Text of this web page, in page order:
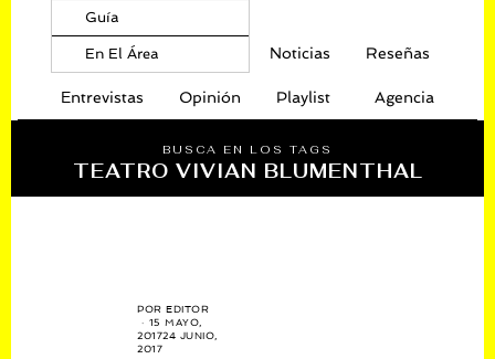
Guía
En El Área Noticias Reseñas
Entrevistas Opinión Playlist Agencia
BUSCA EN LOS TAGS
TEATRO VIVIAN BLUMENTHAL
POREDITOR
15 MAYO,
201724 JUNIO,
2017